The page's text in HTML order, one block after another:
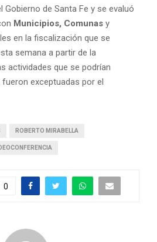
Gobierno de Santa Fe y se evaluó
Municipios, Comunas y
en la fiscalización que se
semana a partir de la
actividades que se podrían
exceptuadas por el
ROBERTO MIRABELLA
0